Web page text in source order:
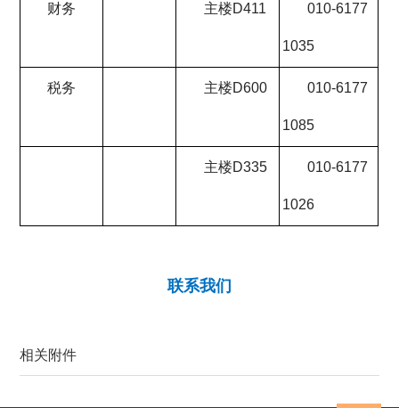
财务 主楼D411 010-6177
1035
税务 主楼D600 010-6177
1085
主楼D335 010-6177
1026
联系我们
相关附件